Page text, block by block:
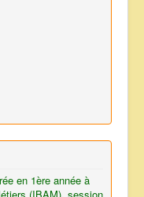
en 1ère année à